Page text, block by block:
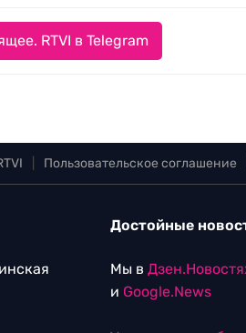
RTVI в Telegram
Пользовательское соглашение
Достойные
Мы в
и Google.News